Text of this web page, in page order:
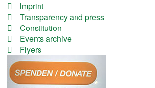
lmprint
Transparency and press
Constitution
Events archive
Flyers